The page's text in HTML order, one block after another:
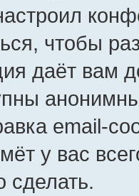
чтобы
даёт вам
email-
у вас
сделать.